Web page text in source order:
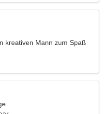
kreativen Mann zum Spaß